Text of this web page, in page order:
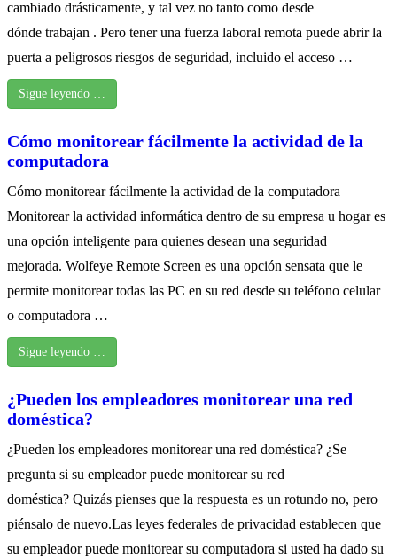
cambiado drásticamente, y tal vez no tanto como desde
dónde trabajan . Pero tener una fuerza laboral remota puede abrir la
puerta a peligrosos riesgos de seguridad, incluido el acceso …
Sigue leyendo …
Cómo monitorear fácilmente la actividad de la
computadora
Cómo monitorear fácilmente la actividad de la computadora
Monitorear la actividad informática dentro de su empresa u hogar es
una opción inteligente para quienes desean una seguridad
mejorada. Wolfeye Remote Screen es una opción sensata que le
permite monitorear todas las PC en su red desde su teléfono celular
o computadora …
Sigue leyendo …
¿Pueden los empleadores monitorear una red
doméstica?
¿Pueden los empleadores monitorear una red doméstica? ¿Se
pregunta si su empleador puede monitorear su red
doméstica? Quizás pienses que la respuesta es un rotundo no, pero
piénsalo de nuevo.Las leyes federales de privacidad establecen que
su empleador puede monitorear su computadora si usted ha dado su